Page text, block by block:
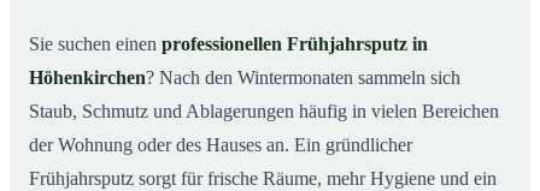
03Was kostet ein Frühjahrsputz in Höhenkirchen?
04Warum Mr. Cleaner in Höhenkirchen?
05Typische Anlässe für einen Frühjahrsputz
Sie suchen einen professionellen Frühjahrsputz in
Höhenkirchen? Nach den Wintermonaten sammeln sich
Staub, Schmutz und Ablagerungen häufig in vielen Bereichen
der Wohnung oder des Hauses an. Ein gründlicher
Frühjahrsputz sorgt für frische Räume, mehr Hygiene und ein